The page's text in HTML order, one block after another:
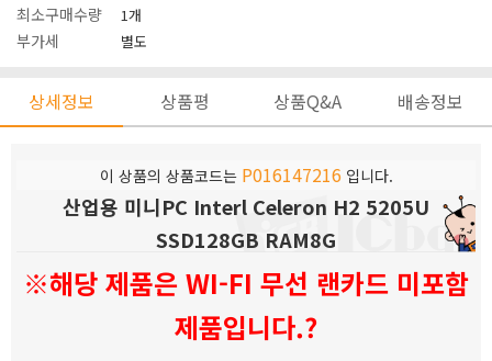
최소구매수량 1개
부가세 별도
상세정보 상품평 상품Q&A 배송정보
이 상품의 상품코드는 P016147216 입니다.
산업용 미니PC Interl Celeron H2 5205U
SSD128GB RAM8G
※해당 제품은 WI-FI 무선 랜카드 미포함
제품입니다.?